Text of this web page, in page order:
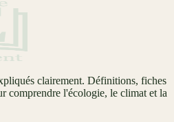
clairement. Définitions, fiches
comprendre l'écologie, le climat et la